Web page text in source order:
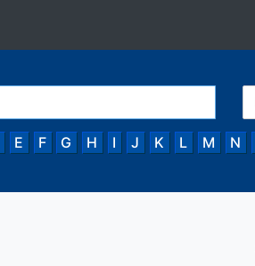
E F G H I J K L M N